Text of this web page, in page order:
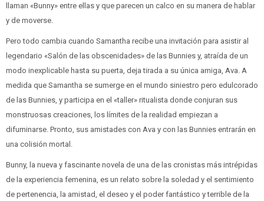
llaman «Bunny» entre ellas y que parecen un calco en su manera de hablar
y de moverse.
Pero todo cambia cuando Samantha recibe una invitación para asistir al
legendario «Salón de las obscenidades» de las Bunnies y, atraída de un
modo inexplicable hasta su puerta, deja tirada a su única amiga, Ava. A
medida que Samantha se sumerge en el mundo siniestro pero edulcorado
de las Bunnies, y participa en el «taller» ritualista donde conjuran sus
monstruosas creaciones, los límites de la realidad empiezan a
difuminarse. Pronto, sus amistades con Ava y con las Bunnies entrarán en
una colisión mortal.
Bunny, la nueva y fascinante novela de una de las cronistas más intrépidas
de la experiencia femenina, es un relato sobre la soledad y el sentimiento
de pertenencia, la amistad, el deseo y el poder fantástico y terrible de la